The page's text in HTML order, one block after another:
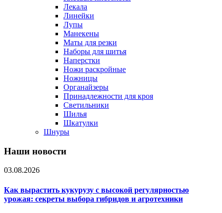
Лекала
Линейки
Лупы
Манекены
Маты для резки
Наборы для шитья
Наперстки
Ножи раскройные
Ножницы
Органайзеры
Принадлежности для кроя
Светильники
Шилья
Шкатулки
Шнуры
Наши новости
03.08.2026
Как вырастить кукурузу с высокой регулярностью
урожая: секреты выбора гибридов и агротехники